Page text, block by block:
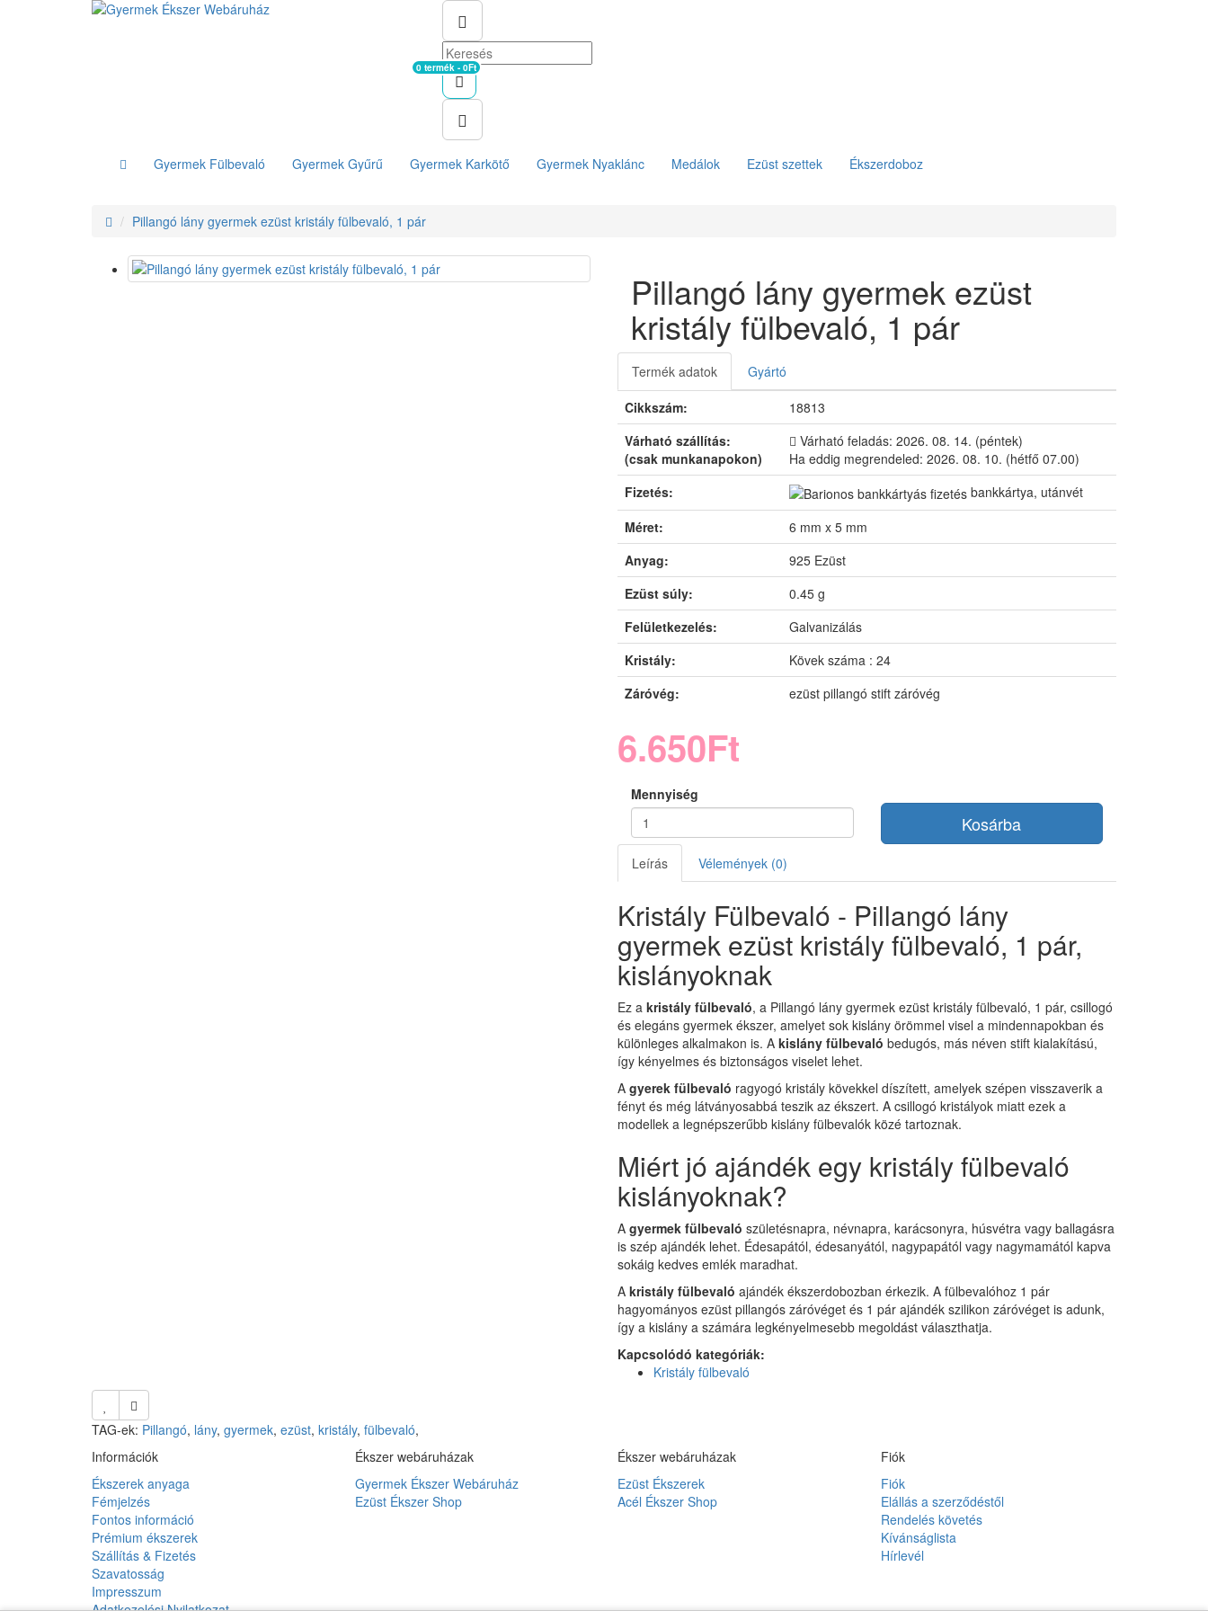
Kosár
0 termék - 0Ft
Gyermek Fülbevaló Gyermek Gyűrű Gyermek Karkötő Gyermek Nyaklánc Medálok Ezüst szettek Ékszerdoboz
Pillangó lány gyermek ezüst kristály fülbevaló, 1 pár
Pillangó lány gyermek ezüst
kristály fülbevaló, 1 pár
Termék adatok
Gyártó
Cikkszám:
18813
Várható szállítás:
(csak munkanapokon)
Várható feladás: 2026. 08. 14. (péntek)
Ha eddig megrendeled: 2026. 08. 10. (hétfő 07.00)
Fizetés:
bankkártya, utánvét
Méret:
6 mm x 5 mm
Anyag:
925 Ezüst
Ezüst súly:
0.45 g
Felületkezelés:
Galvanizálás
Kristály:
Kövek száma : 24
Záróvég:
ezüst pillangó stift záróvég
6.650Ft
Mennyiség
Kosárba
Leírás Vélemények (0)
Kristály Fülbevaló - Pillangó lány
gyermek ezüst kristály fülbevaló, 1 pár,
kislányoknak
Ez a kristály fülbevaló, a Pillangó lány gyermek ezüst kristály fülbevaló, 1 pár, csillogó
és elegáns gyermek ékszer, amelyet sok kislány örömmel visel a mindennapokban és
különleges alkalmakon is. A kislány fülbevaló bedugós, más néven stift kialakítású,
így kényelmes és biztonságos viselet lehet.
A gyerek fülbevaló ragyogó kristály kövekkel díszített, amelyek szépen visszaverik a
fényt és még látványosabbá teszik az ékszert. A csillogó kristályok miatt ezek a
modellek a legnépszerűbb kislány fülbevalók közé tartoznak.
Miért jó ajándék egy kristály fülbevaló
kislányoknak?
A gyermek fülbevaló születésnapra, névnapra, karácsonyra, húsvétra vagy ballagásra
is szép ajándék lehet. Édesapától, édesanyától, nagypapától vagy nagymamától kapva
sokáig kedves emlék maradhat.
A kristály fülbevaló ajándék ékszerdobozban érkezik. A fülbevalóhoz 1 pár
hagyományos ezüst pillangós záróvéget és 1 pár ajándék szilikon záróvéget is adunk,
így a kislány a számára legkényelmesebb megoldást választhatja.
Kapcsolódó kategóriák:
Kristály fülbevaló
TAG-ek: Pillangó, lány, gyermek, ezüst, kristály, fülbevaló,
Információk
Ékszerek anyaga
Fémjelzés
Fontos információ
Prémium ékszerek
Szállítás & Fizetés
Szavatosság
Impresszum
Ékszer webáruházak
Gyermek Ékszer Webáruház
Ezüst Ékszer Shop
Ékszer webáruházak
Ezüst Ékszerek
Acél Ékszer Shop
Fiók
Fiók
Elállás a szerződéstől
Rendelés követés
Kívánságlista
Hírlevél